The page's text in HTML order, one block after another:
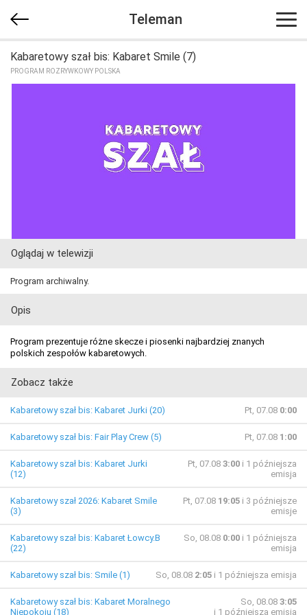
Teleman
Kabaretowy szał bis: Kabaret Smile (7)
PROGRAM ROZRYWKOWY POLSKA
Oglądaj w telewizji
Program archiwalny.
Opis
Program prezentuje różne skecze i piosenki najbardziej znanych
polskich zespołów kabaretowych.
Zobacz także
Kabaretowy szał bis: Kabaret Jurki (20) Pt, 07.08 0:00
Kabaretowy szał bis: Fair Play Crew (5) Pt, 07.08 1:00
Kabaretowy szał bis: Kabaret Jurki
(12)
Pt, 07.08 3:00 i 1 późniejsza
emisja
Kabaretowy szał 2026: Kabaret Smile
(3)
Pt, 07.08 19:05 i 3 późniejsze
emisje
Kabaretowy szał bis: Kabaret Łowcy.B
(22)
So, 08.08 0:00 i 1 późniejsza
emisja
Kabaretowy szał bis: Smile (1) So, 08.08 2:05 i 1 późniejsza emisja
Kabaretowy szał bis: Kabaret Moralnego
Niepokoju (18)
So, 08.08 3:05
i 1 późniejsza emisja